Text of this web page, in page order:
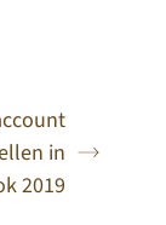
in
2019